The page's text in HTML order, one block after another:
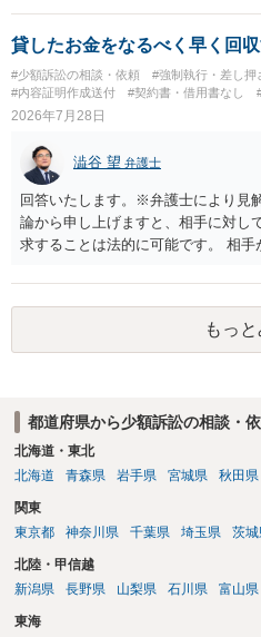
該当し、券面上使用者が指定されて
外に選択肢がない場合もあるでしょ
法的には「当事者の合理的意思」が
必要になると思われます。なかなか
ても回答は異なるかもしれません。
在確認請求訴訟を提起することも考
業者へ（原契約のクーリング・オフ
の通知書を送り、もし訴訟や支払
争う、というやり方がベターではな
センター等で、消費者問題に強い弁
貸したお金をなるべく早く回
#少額訴訟の相談・依頼 #強制執行・差し押
#内容証明作成送付
#契約書・借用書なし
2026年7月28日
澁谷 望 弁護士
回答いたします。※弁護士により見
論から申し上げますと、相手に対し
求することは法的に可能です。 相
は成立していません。当初の返済期
求める権利があります。 具体的に
です。 分割拒否と一括請求の通知
払いには同意していないため、残額
まず本名や住所の特定を進めてくだ
（Switch2等）の事実も踏まえ、応
勢で交渉に臨むのが現実的かと思い
もっ
都道府県から少額訴訟の相談・
北海道・東北
北海道
青森県 岩手県 宮城県 秋田県
関東
東京都
神奈川県 千葉県 埼玉県 茨城
北陸・甲信越
新潟県
長野県 山梨県 石川県 富山県
東海